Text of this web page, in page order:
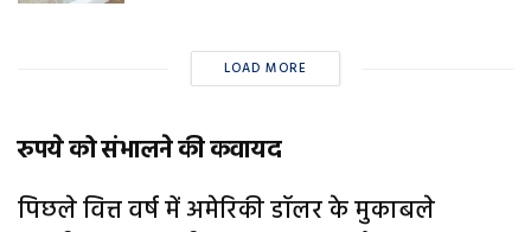
LOAD MORE
रुपये को संभालने की कवायद
पिछले वित्त वर्ष में अमेरिकी डॉलर के मुकाबले